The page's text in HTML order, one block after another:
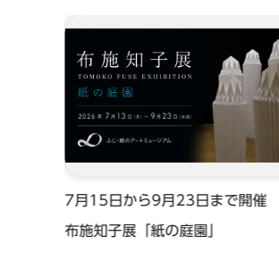
7月15日から9月23日まで開催
布施知子展「紙の庭園」